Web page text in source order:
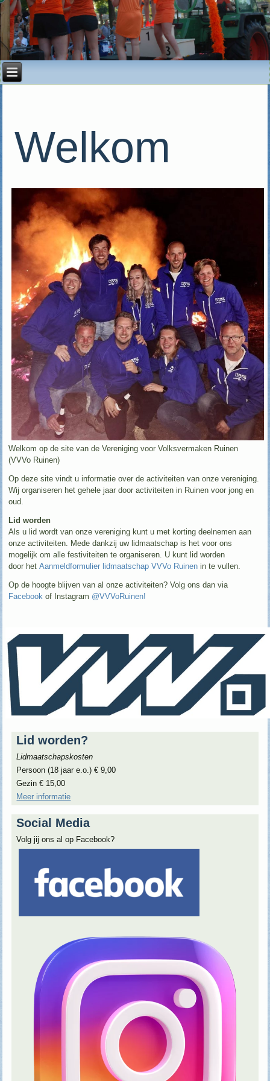
Welkom
Welkom op de site van de Vereniging voor Volksvermaken Ruinen
(VVVo Ruinen)
Op deze site vindt u informatie over de activiteiten van onze vereniging.
Wij organiseren het gehele jaar door activiteiten in Ruinen voor jong en
oud.
Lid worden
Als u lid wordt van onze vereniging kunt u met korting deelnemen aan
onze activiteiten. Mede dankzij uw lidmaatschap is het voor ons
mogelijk om alle festiviteiten te organiseren. U kunt lid worden
door hetAanmeldformulier lidmaatschap VVVo Ruinen in te vullen.
Op de hoogte blijven van al onze activiteiten? Volg ons dan via
Facebook of Instagram @VVVoRuinen!
Lid worden?
Lidmaatschapskosten
Persoon (18 jaar e.o.) € 9,00
Gezin € 15,00
Meer informatie
Social Media
Volg jij ons al op Facebook?